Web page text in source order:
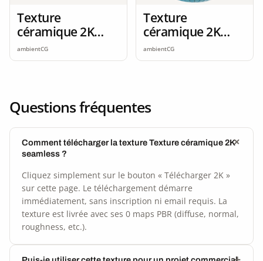
Texture
céramique 2K
seamless
ambientCG
Texture
céramique 2K
seamless
ambientCG
Questions fréquentes
Comment télécharger la texture Texture céramique 2K
seamless ?
Cliquez simplement sur le bouton « Télécharger 2K »
sur cette page. Le téléchargement démarre
immédiatement, sans inscription ni email requis. La
texture est livrée avec ses 0 maps PBR (diffuse, normal,
roughness, etc.).